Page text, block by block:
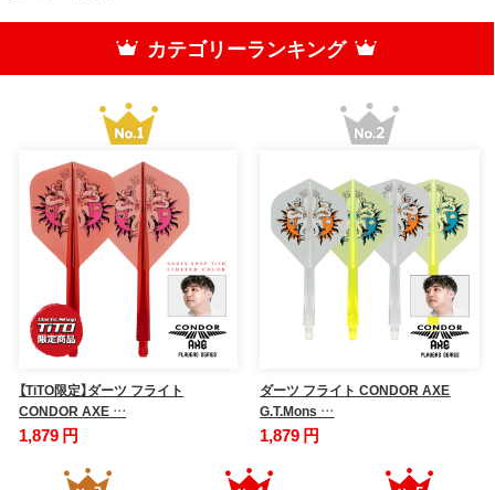
カテゴリーランキング
【TiTO限定】ダーツ フライト
CONDOR AXE …
1,879 円
ダーツ フライト CONDOR AXE
G.T.Mons …
1,879 円